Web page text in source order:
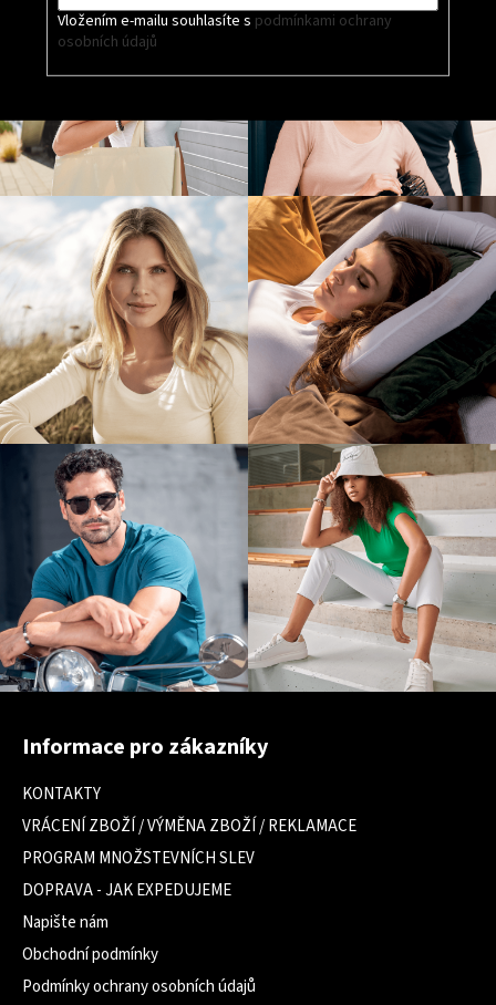
Vložením e-mailu souhlasíte s podmínkami ochrany
osobních údajů
Z
Informace pro zákazníky
KONTAKTY
VRÁCENÍ ZBOŽÍ / VÝMĚNA ZBOŽÍ / REKLAMACE
PROGRAM MNOŽSTEVNÍCH SLEV
DOPRAVA - JAK EXPEDUJEME
Napište nám
Obchodní podmínky
Podmínky ochrany osobních údajů